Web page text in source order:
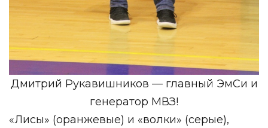
Дмитрий Рукавишников — главный ЭмСи и
генератор МВЗ!
«Лисы» (оранжевые) и «волки» (серые),